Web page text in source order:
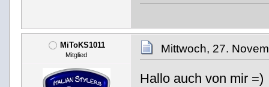
MiToKS1011
Mitglied Mittwoch, 27.
Hallo auch von mir =)